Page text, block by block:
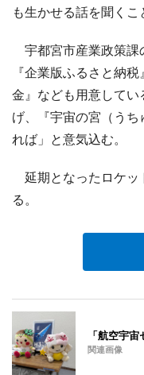
も生かせる話を聞くこ
宇都宮市産業政策課
『企業版ふるさと納
金』なども用意して
げ、『宇宙の宮（う
れば」と意気込む。
延期となったロケッ
る。
「航空宇
関連画像